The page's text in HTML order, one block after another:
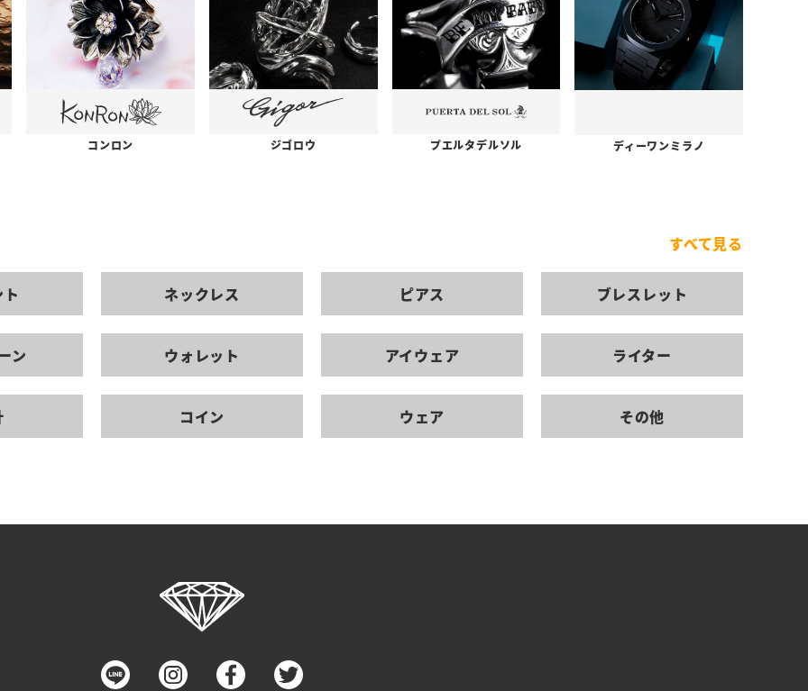
コンロン ジゴロウ プエルタデルソル ディーワンミラノ
すべて見る
ネックレス ピアス ブレスレット
ン ウォレット アイウェア ライター
コイン ウェア その他